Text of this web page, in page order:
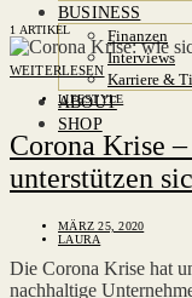
BUSINESS
Finanzen
Interviews
Karriere &
ABOUT
SHOP
1 ARTIKEL
WEITERLESEN
LIFESTYLE
Corona Krise
unterstützen
MÄRZ 25, 2020
LAURA
Die Corona Krise hat
nachhaltige